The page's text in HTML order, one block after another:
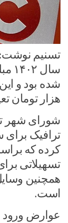
تسنیم
هزار تومان
شورای شهر
کرده که
تسهیلاتی
همچنین
است.
عوارض ورود